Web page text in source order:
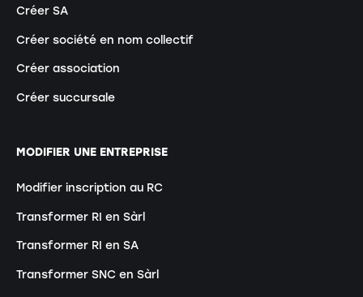
Créer SA
Créer société en nom collectif
Créer association
Créer succursale
MODIFIER UNE ENTREPRISE
Modifier inscription au RC
Transformer RI en Sàrl
Transformer RI en SA
Transformer SNC en Sàrl